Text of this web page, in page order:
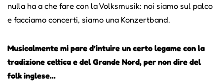
nulla ha a che fare con la Volksmusik: noi siamo sul palco
e facciamo concerti, siamo una Konzertband.
Musicalmente mi pare d’intuire un certo legame con la
tradizione celtica e del Grande Nord, per non dire del
folk inglese...